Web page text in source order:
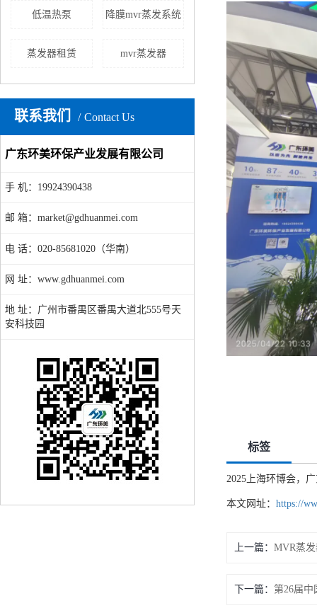
低温热泵 降膜mvr蒸发系统
蒸发器租赁 mvr蒸发器
联系我们 Contact Us
广东环美环保产业发展有限公司
手 机：19924390438
邮 箱：market@gdhuanmei.com
电 话：020-85681020（华南）
网 址：www.gdhuanmei.com
地 址：广州市番禺区番禺大道北555号天
安科技园
标签
2025上海环博会，
本文网址： https://
上一篇：
下一篇： 第26届